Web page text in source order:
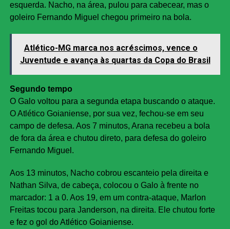
esquerda. Nacho, na área, pulou para cabecear, mas o
goleiro Fernando Miguel chegou primeiro na bola.
Atlético-MG marca nos acréscimos, vence o
Juventude e avança às quartas da Copa do Brasil
Segundo tempo
O Galo voltou para a segunda etapa buscando o ataque.
O Atlético Goianiense, por sua vez, fechou-se em seu
campo de defesa. Aos 7 minutos, Arana recebeu a bola
de fora da área e chutou direto, para defesa do goleiro
Fernando Miguel.
Aos 13 minutos, Nacho cobrou escanteio pela direita e
Nathan Silva, de cabeça, colocou o Galo à frente no
marcador: 1 a 0. Aos 19, em um contra-ataque, Marlon
Freitas tocou para Janderson, na direita. Ele chutou forte
e fez o gol do Atlético Goianiense.